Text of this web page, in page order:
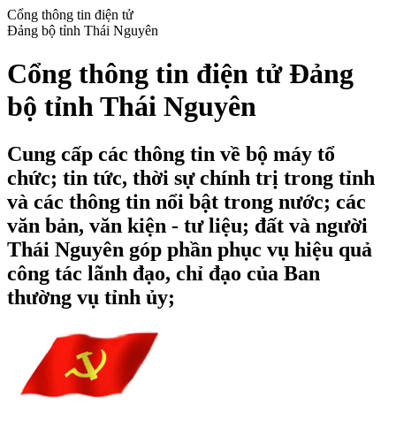
Cổng thông tin điện tử
Đảng bộ tỉnh Thái Nguyên
Cổng thông tin điện tử Đảng
bộ tỉnh Thái Nguyên
Cung cấp các thông tin về bộ máy tổ
chức; tin tức, thời sự chính trị trong tỉnh
và các thông tin nổi bật trong nước; các
văn bản, văn kiện - tư liệu; đất và người
Thái Nguyên góp phần phục vụ hiệu quả
công tác lãnh đạo, chỉ đạo của Ban
thường vụ tỉnh ủy;